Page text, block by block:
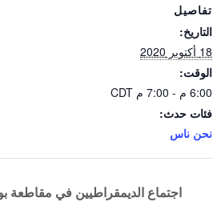
تفاصيل
التاريخ:
18 أكتوبر 2020
الوقت:
6:00 م - 7:00 م
CDT
فئات حدث:
نحن ناس
اجتماع الديمقراطيين في مقاطعة